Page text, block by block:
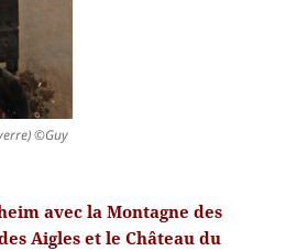
©Guy
avec la Montagne des
Aigles et le Château du